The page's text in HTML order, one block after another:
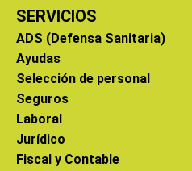
SERVICIOS
ADS (Defensa Sanitaria)
Ayudas
Selección de personal
Seguros
Laboral
Jurídico
Fiscal y Contable